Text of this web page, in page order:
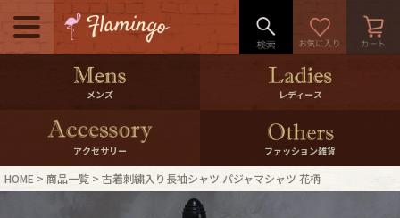
メニュー
500pt＆10％Offクーポンプレゼン
ト
10％0ffクーポンプレゼント
ログイン・会員登録 LINE ID連携
メンズ レディース
アクセサリー ファッション雑貨
HOME 商品一覧 古着刺繍入り長袖シャツ パジャマシャツ 花柄